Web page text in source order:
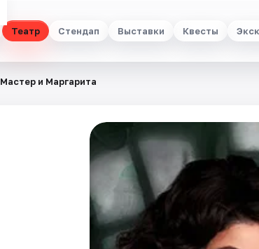
Театр Стендап Выставки Квесты
Мастер и Маргарита